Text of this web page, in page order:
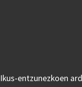
entzunezkoen